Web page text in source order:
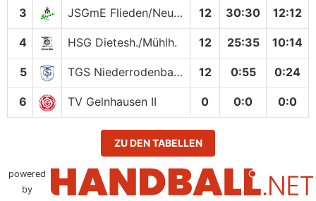
3 JSGmE Flieden/Neuhof 12 30:30 12:12
4 HSG Dietesh./Mühlh. 12 25:35 10:14
5 TGS Niederrodenbach 12 0:55 0:24
6 TV Gelnhausen II 0 0:0 0:0
ZU DEN TABELLEN
powered
by